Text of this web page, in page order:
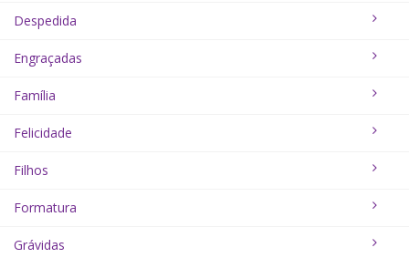
Despedida
Engraçadas
Família
Felicidade
Filhos
Formatura
Grávidas